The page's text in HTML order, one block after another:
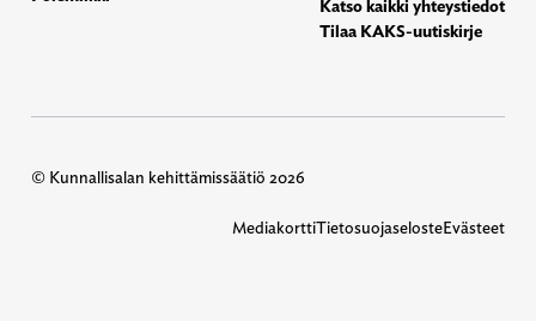
Katso kaikki yhteystiedot
Tilaa KAKS-uutiskirje
© Kunnallisalan kehittämissäätiö 2026
MediakorttiTietosuojaselosteEvästeet